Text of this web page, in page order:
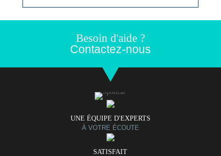
Besoin d'aide ?
Contactez-nous
UNE ÉQUIPE D'EXPERTS
À VOTRE ÉCOUTE
SATISFAIT